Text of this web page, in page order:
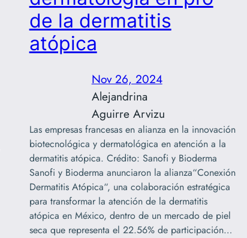
de la dermatitis
atópica
Nov 26, 2024
Alejandrina
Aguirre Arvizu
Las empresas francesas en alianza en la innovación
biotecnológica y dermatológica en atención a la
dermatitis atópica. Crédito: Sanofi y Bioderma
Sanofi y Bioderma anunciaron la alianza“Conexión
Dermatitis Atópica“, una colaboración estratégica
para transformar la atención de la dermatitis
atópica en México, dentro de un mercado de piel
seca que representa el 22.56% de participación…